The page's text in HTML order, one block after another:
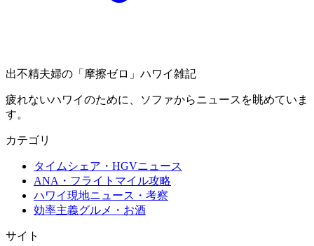
出不精夫婦の 「摩擦ゼロ」 ハワイ雑記
疲れないハワイのために、ソファからニュースを眺めていま
す。
カテゴリ
タイムシェア・HGVニュース
ANA・フライトマイル攻略
ハワイ現地ニュース・考察
効率主義グルメ・お酒
サイト